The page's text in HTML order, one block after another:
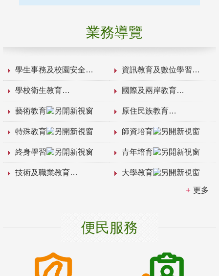
業務導覽
學生事務及校園安全 資訊教育及數位學習
學校衛生教育 國際及兩岸教育
藝術教育 原住民族教育
特殊教育 師資培育
終身學習 青年培育
技術及職業教育 大學教育
更多
便民服務